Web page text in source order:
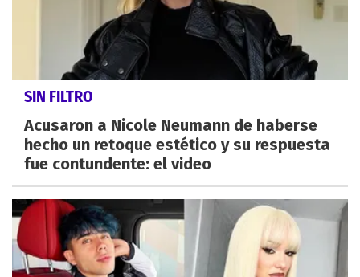
SIN FILTRO
Acusaron a Nicole Neumann de haberse
hecho un retoque estético y su respuesta
fue contundente: el video